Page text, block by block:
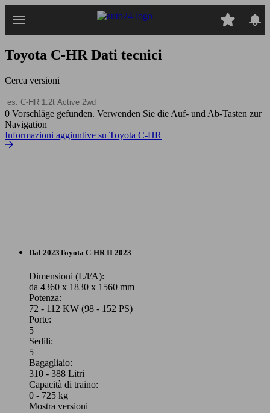
Toyota C-HR Dati tecnici
Cerca versioni
0 Vorschläge gefunden. Verwenden Sie die Auf- und Ab-Tasten zur
Navigation
Informazioni aggiuntive su Toyota C-HR
Dal 2023Toyota C-HR II 2023
Dimensioni (L/l/A):
da 4360 x 1830 x 1560 mm
Potenza:
72 - 112 KW (98 - 152 PS)
Porte:
5
Sedili:
5
Bagagliaio:
310 - 388 Litri
Capacità di traino:
0 - 725 kg
Mostra versioni